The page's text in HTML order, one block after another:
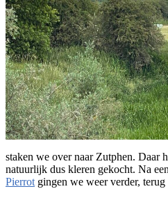
staken we over naar Zutphen. Daar
natuurlijk dus kleren gekocht. Na
Pierrot gingen we weer verder, terug